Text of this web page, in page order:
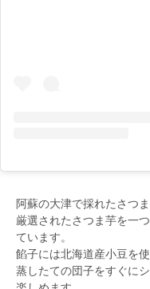
阿蘇の大津で採れたさつま
厳選されたさつま芋を一
ています。
餡子には北海道産小豆を使
蒸したての団子をすぐに